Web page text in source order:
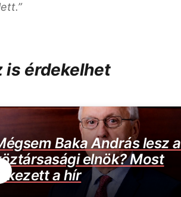
is érdekelhet
Baka András lesz a
elnök? Most
a hír